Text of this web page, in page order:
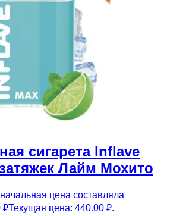
сигарета Inflave
Лайм Мохито
цена составляла
₽Текущая цена: 440.00 ₽.